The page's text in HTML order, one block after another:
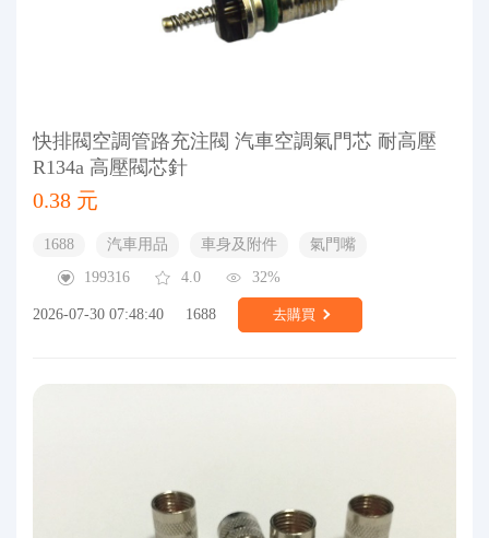
快排閥空調管路充注閥 汽車空調氣門芯 耐高壓
R134a 高壓閥芯針
0.38 元
1688 汽車用品 車身及附件
氣門嘴
199316
4.0 32%
2026-07-30 07:48:40 1688 去購買